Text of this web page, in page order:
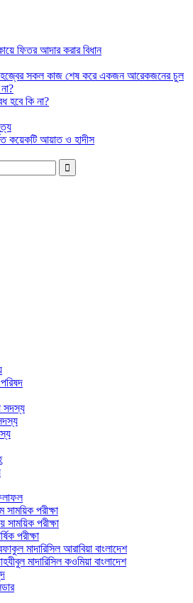
ফিতর আদার করার বিধান
হজ্বের সকল কাজ শেষ করে একজন আরেকজনের চুল
হবে কি না?
কয়েকটি আয়াত ও হাদীস
সদস্য
সাময়িক পরীক্ষা
সাময়িক পরীক্ষা
পরীক্ষা
মাদারিসিল আরাবিয়া বাংলাদেশ
মাদারিসিল কওমিয়া বাংলাদেশ